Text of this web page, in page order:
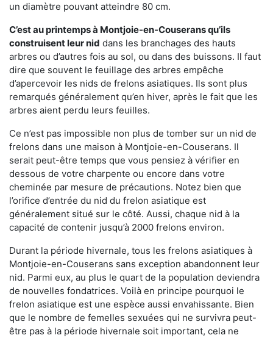
un diamètre pouvant atteindre 80 cm.
C’est au printemps à Montjoie-en-Couserans qu’ils
construisent leur nid dans les branchages des hauts
arbres ou d’autres fois au sol, ou dans des buissons. Il faut
dire que souvent le feuillage des arbres empêche
d’apercevoir les nids de frelons asiatiques. Ils sont plus
remarqués généralement qu’en hiver, après le fait que les
arbres aient perdu leurs feuilles.
Ce n’est pas impossible non plus de tomber sur un nid de
frelons dans une maison à Montjoie-en-Couserans. Il
serait peut-être temps que vous pensiez à vérifier en
dessous de votre charpente ou encore dans votre
cheminée par mesure de précautions. Notez bien que
l’orifice d’entrée du nid du frelon asiatique est
généralement situé sur le côté. Aussi, chaque nid à la
capacité de contenir jusqu’à 2000 frelons environ.
Durant la période hivernale, tous les frelons asiatiques à
Montjoie-en-Couserans sans exception abandonnent leur
nid. Parmi eux, au plus le quart de la population deviendra
de nouvelles fondatrices. Voilà en principe pourquoi le
frelon asiatique est une espèce aussi envahissante. Bien
que le nombre de femelles sexuées qui ne survivra peut-
être pas à la période hivernale soit important, cela ne